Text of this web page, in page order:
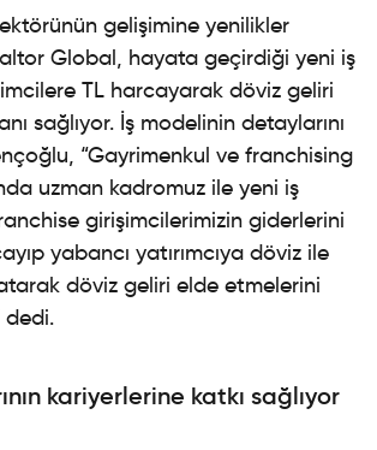
gelişimine yenilikler
Global, hayata geçirdiği yeni iş
TL harcayarak döviz geliri
sağlıyor. İş modelinin detaylarını
“Gayrimenkul ve franchising
uzman kadromuz ile yeni iş
girişimcilerimizin giderlerini
yabancı yatırımcıya döviz ile
döviz geliri elde etmelerini
dedi.
kariyerlerine katkı sağlıyor